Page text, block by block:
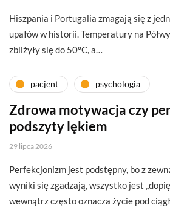
Hiszpania i Portugalia zmagają się z
upałów w historii. Temperatury na
zbliżyły się do 50°C, a…
pacjent psychologia
Zdrowa motywacja czy
podszyty lękiem
29 lipca 2026
Perfekcjonizm jest podstępny, bo z
wyniki się zgadzają, wszystko jest
wewnątrz często oznacza życie pod